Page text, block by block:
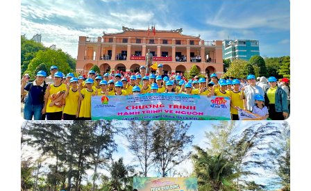
Phan Thiết (30-31/3) - ĐOÀN TECHCOMBANK
Đoàn 45 khách Trường Tiểu Học Thạnh An – du lịch…